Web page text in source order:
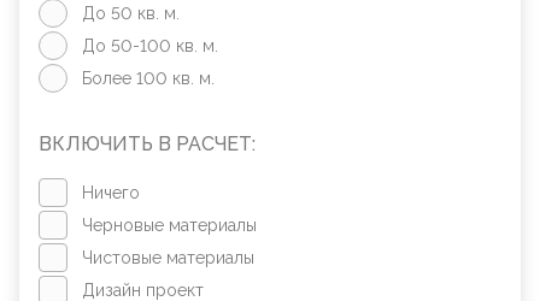
До 50 кв. м.
До 50-100 кв. м.
Более 100 кв. м.
ВКЛЮЧИТЬ В РАСЧЕТ:
Ничего
Черновые материалы
Чистовые материалы
Дизайн проект